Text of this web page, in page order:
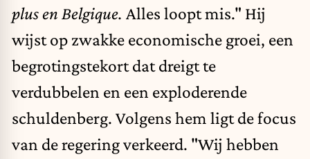
plus en Belgique. Alles loopt mis." Hij
wijst op zwakke economische groei, een
begrotingstekort dat dreigt te
verdubbelen en een exploderende
schuldenberg. Volgens hem ligt de focus
van de regering verkeerd. "Wij hebben